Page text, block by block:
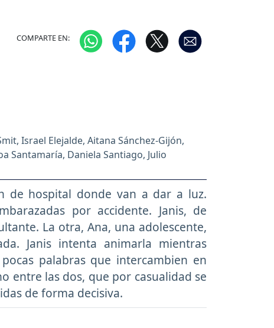
COMPARTE EN:
Israel Elejalde, Aitana Sánchez-Gijón,
Santamaría, Daniela Santiago, Julio
Arantxa Aranguren, José Javier
de hospital donde van a dar a luz.
por accidente. Janis, de
La otra, Ana, una adolescente,
Janis intenta animarla mientras
palabras que intercambien en
entre las dos, que por casualidad se
de forma decisiva.